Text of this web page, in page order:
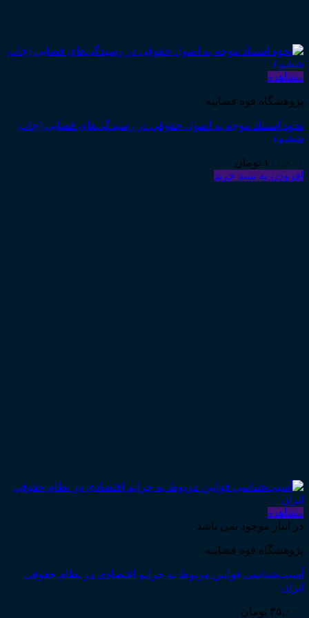
مشاهده
پژوهشگاه قوه قضاییه
نحوه استناد موجه به اصول حقوقی در رسیدگی‌های قضایی (چاپ
ششم)
۱۰۰,۰۰۰ تومان
افزودن به سبد خرید
مشاهده
در انبار موجود نمی باشد
پژوهشگاه قوه قضاییه
آسیب‌شناسی قوانین مربوط به جرایم اقتصادی در نظام حقوقی
ایران
۳۵,۰۰۰ تومان